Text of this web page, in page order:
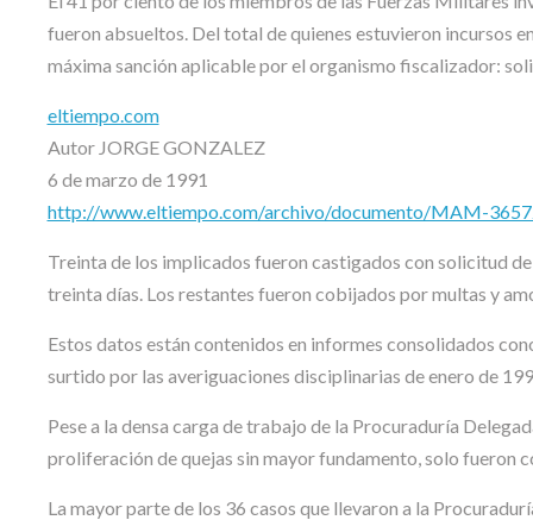
fueron absueltos. Del total de quienes estuvieron incursos
máxima sanción aplicable por el organismo fiscalizador:
eltiempo.com
Autor JORGE GONZALEZ
6 de marzo de 1991
http://www.eltiempo.com/archivo/documento/MAM-
Treinta de los implicados fueron castigados con solicitud
treinta días. Los restantes fueron cobijados por multas y
Estos datos están contenidos en informes consolidados
surtido por las averiguaciones disciplinarias de enero de
Pese a la densa carga de trabajo de la Procuraduría
proliferación de quejas sin mayor fundamento, solo fueron
La mayor parte de los 36 casos que llevaron a la